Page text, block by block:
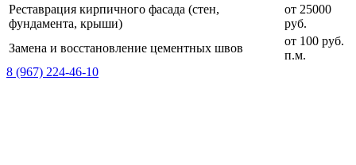
Реставрация кирпичного фасада (стен,
фундамента, крыши)
от 25000
руб.
Замена и восстановление цементных швов
от 100 руб.
п.м.
8 (967) 224-46-10